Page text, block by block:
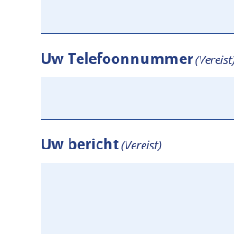
Uw Telefoonnummer
Uw bericht(Vereist)